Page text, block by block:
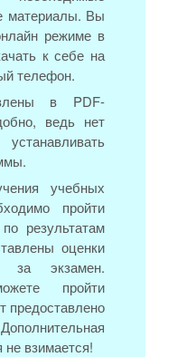
материалы. Вы
режиме в
к себе на
телефон.
в PDF-
ведь нет
учебных
пройти
результатам
оценки
за экзамен.
пройти
предоставлено
не взимается!